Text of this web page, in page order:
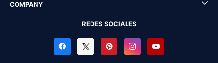
COMPANY
REDES SOCIALES